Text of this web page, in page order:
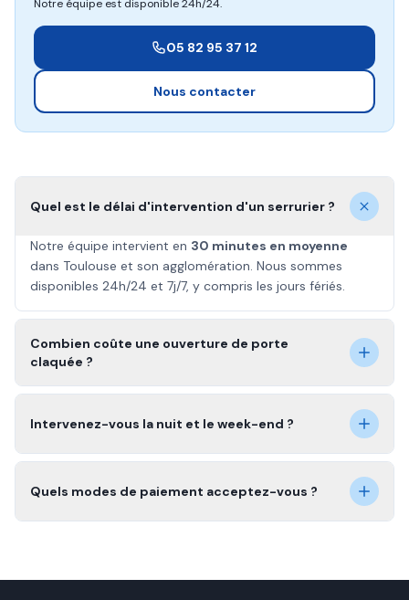
Notre équipe est disponible 24h/24.
05 82 95 37 12
Nous contacter
Quel est le délai d'intervention d'un serrurier ?
Notre équipe intervient en 30 minutes en moyenne
dans Toulouse et son agglomération. Nous sommes
disponibles 24h/24 et 7j/7, y compris les jours fériés.
Combien coûte une ouverture de porte
claquée ?
Intervenez-vous la nuit et le week-end ?
Quels modes de paiement acceptez-vous ?